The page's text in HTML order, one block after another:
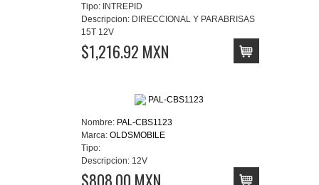
Tipo: INTREPID
Descripcion: DIRECCIONAL Y PARABRISAS
15T 12V
$1,216.92 MXN
Nombre: PAL-CBS1123
Marca: OLDSMOBILE
Tipo:
Descripcion: 12V
$808.00 MXN